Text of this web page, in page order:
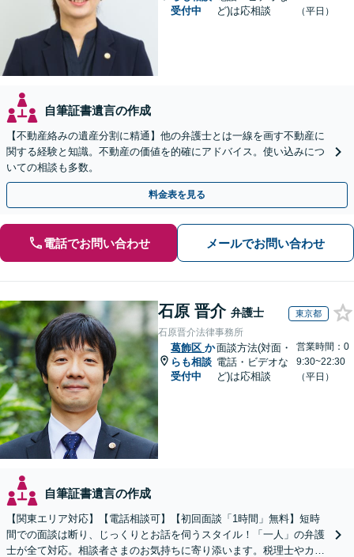
受付中
ど)は応相談
（平日）
自筆証書遺言の作成
【不動産絡みの遺産分割に精通】他の弁護士とは一線を画す不動産に
関する経験と知識。不動産の価値を的確にアドバイス。使い込みにつ
いての相談も多数。
料金表を見る
電話でお問い合わせ メールでお問い合わせ
石原 晋介 弁護士 東京都
石原晋介法律事務所
葛飾区 か
らも相談
受付中
面談方法(対面・
電話・ビデオな
ど)は応相談
営業時間：0
9:30~22:30
（平日）
自筆証書遺言の作成
【関東エリア対応】【電話相談可】【初回面談「1時間」無料】短時
間での面談は断り、じっくりとお話を伺うスタイル！「一人」の弁護
士が全て対応。相談者さまのお気持ちに寄り添います。税理士やカウ